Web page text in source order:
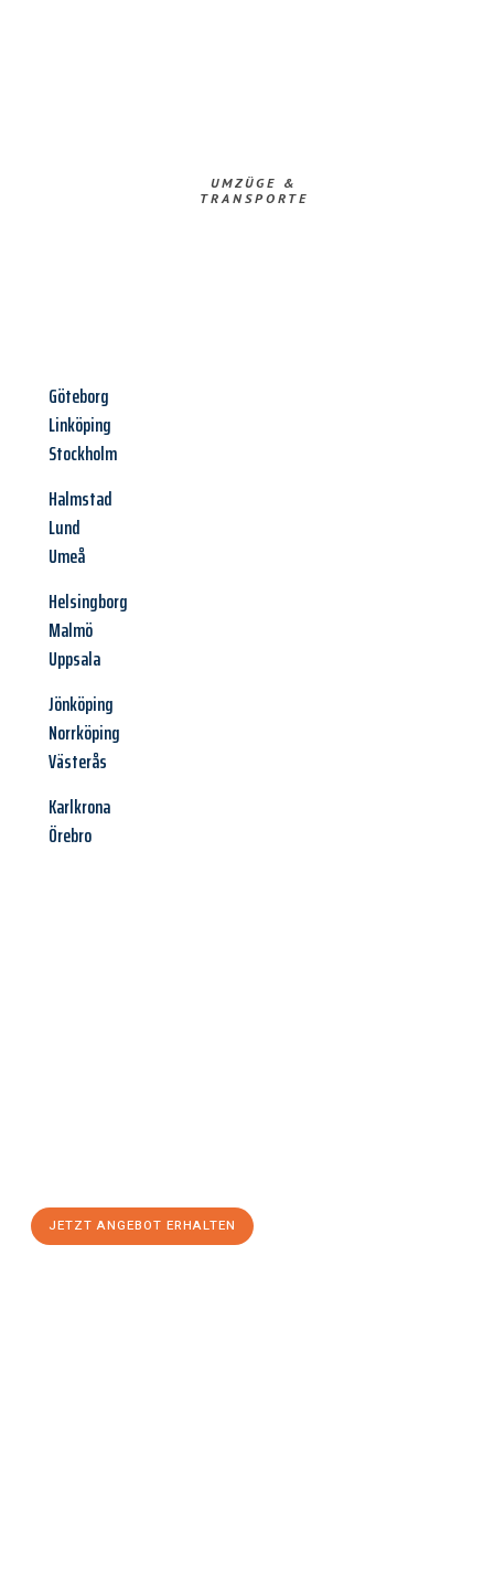
UMZÜGE &
TRANSPORTE
Göteborg
Linköping
Stockholm
Halmstad
Lund
Umeå
Helsingborg
Malmö
Uppsala
Jönköping
Norrköping
Västerås
Karlkrona
Örebro
JETZT ANGEBOT ERHALTEN